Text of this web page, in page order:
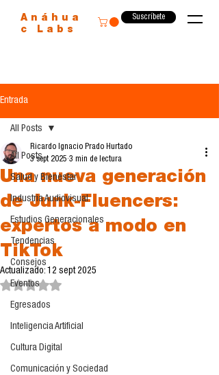
Anáhua
c Labs
Suscríbete
Entrada
All Posts
Salud y Bienestar
Industria Audiovisual
Estudios Generacionales
Tendencias
Consejos
Eventos
Egresados
Inteligencia Artificial
Cultura Digital
Comunicación y Sociedad
All Posts
Una nueva generación
de Junk-Fluencers:
expertos a modo en
TikTok
Ricardo Ignacio Prado Hurtado
3 sept 2025 3 min de lectura
Actualizado: 12 sept 2025
Obtuvo NaN de 5 estrellas.